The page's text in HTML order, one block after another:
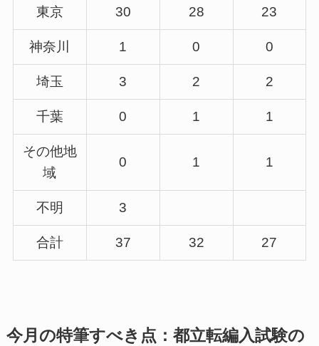
東京 30 28 23
神奈川 1 0 0
埼玉 3 2 2
千葉 0 1 1
その他地
域
0 1 1
不明 3
合計 37 32 27
今月の特筆すべき点：都立転編入試験の